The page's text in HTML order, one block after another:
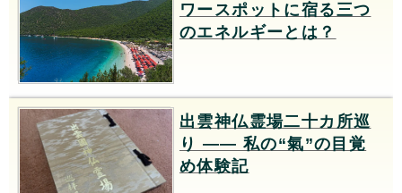
ワースポットに宿る三つ
のエネルギーとは？
出雲神仏霊場二十カ所巡
り —— 私の“氣”の目覚
め体験記